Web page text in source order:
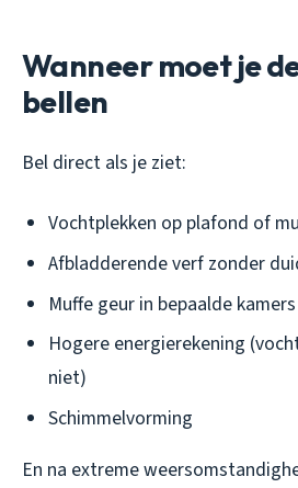
Wanneer moet je
bellen
Bel direct als je ziet:
Vochtplekken op plafond of
Afbladderende verf zonder
Muffe geur in bepaalde kamers
Hogere energierekening
niet)
Schimmelvorming
En na extreme